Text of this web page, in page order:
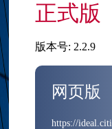
正式版
版本号: 2.2.9
网页版
https://